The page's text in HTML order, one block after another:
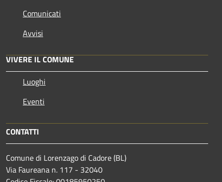
Comunicati
Avvisi
VIVERE IL COMUNE
Luoghi
Eventi
CONTATTI
Comune di Lorenzago di Cadore (BL)
Via Faureana n. 117 - 32040